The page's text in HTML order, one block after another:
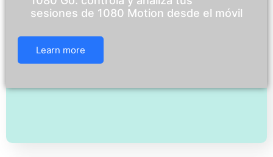
sesiones de 1080 Motion desde el móvil
Learn more